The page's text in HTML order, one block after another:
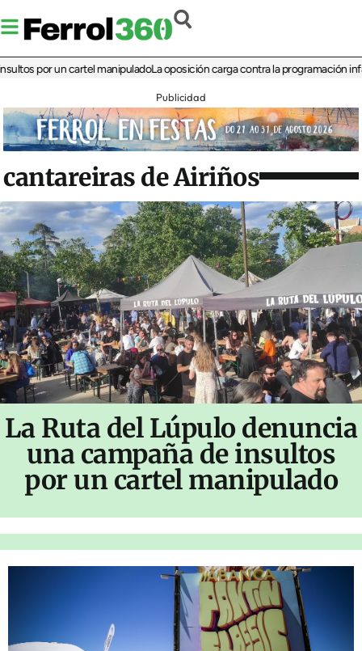
por un cartel manipuladoLa oposición carga contra la programación infantil
Publicidad
cantareiras de Airiños
La Ruta del Lúpulo denuncia
una campaña de insultos
por un cartel manipulado